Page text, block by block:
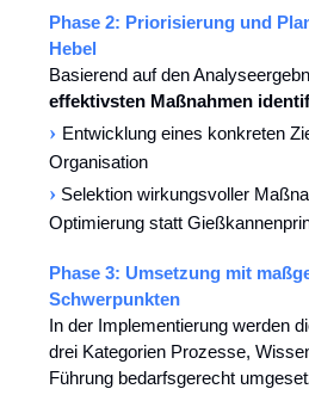
Phase 2: Priorisierung und
Hebel
Basierend auf den
effektivsten Maßnahmen
› Entwicklung eines konkreten
Organisation
› Selektion wirkungsvoller
Optimierung statt
Phase 3: Umsetzung mit
Schwerpunkten
In der Implementierung werden
drei Kategorien Prozesse,
Führung bedarfsgerecht